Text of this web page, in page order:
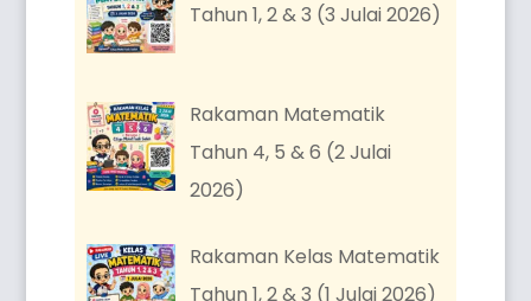
Tahun 1, 2 & 3 (3 Julai 2026)
Rakaman Matematik
Tahun 4, 5 & 6 (2 Julai
2026)
Rakaman Kelas Matematik
Tahun 1, 2 & 3 (1 Julai 2026)